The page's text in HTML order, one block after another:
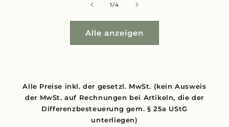
1/von
4
Alle anzeigen
Alle Preise inkl. der gesetzl. MwSt. (kein Ausweis
der MwSt. auf Rechnungen bei Artikeln, die der
Differenzbesteuerung gem. § 25a UStG
unterliegen)